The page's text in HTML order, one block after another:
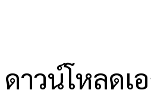
ดาวน์โหลดเ